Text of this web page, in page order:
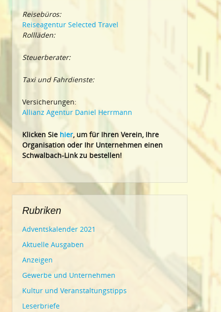
Reisebüros:
Reiseagentur Selected Travel
Rollläden:
Steuerberater:
Taxi und Fahrdienste:
Versicherungen:
Allianz Agentur Daniel Herrmann
Klicken Sie hier, um für Ihren Verein, Ihre
Organisation oder Ihr Unternehmen einen
Schwalbach-Link zu bestellen!
Rubriken
Adventskalender 2021
Aktuelle Ausgaben
Anzeigen
Gewerbe und Unternehmen
Kultur und Veranstaltungstipps
Leserbriefe